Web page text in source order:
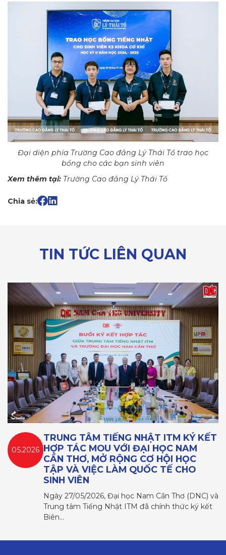
Đại diện phía Trường Cao đẳng Lý Thái Tổ trao học
bổng cho các bạn sinh viên
Xem thêm tại: Trường Cao đẳng Lý Thái Tổ
Chia sẻ:
TIN TỨC LIÊN QUAN
05.2026
TRUNG TÂM TIẾNG NHẬT ITM KÝ KẾT
HỢP TÁC MOU VỚI ĐẠI HỌC NAM
CẦN THƠ, MỞ RỘNG CƠ HỘI HỌC
TẬP VÀ VIỆC LÀM QUỐC TẾ CHO
SINH VIÊN
Ngày 27/05/2026, Đại học Nam Cần Thơ (DNC) và
Trung tâm Tiếng Nhật ITM đã chính thức ký kết
Biên…